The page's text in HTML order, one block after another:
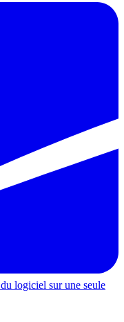
logiciel sur une seule